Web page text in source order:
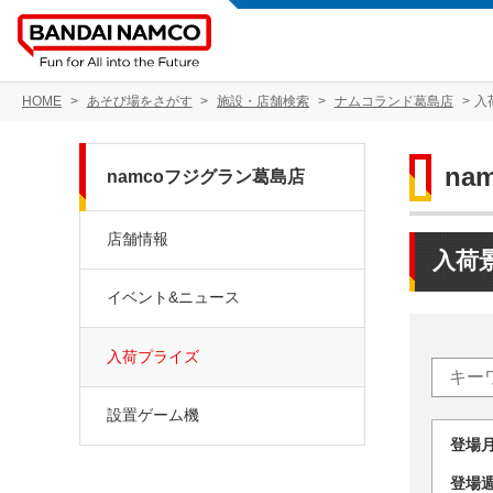
HOME あそび場をさがす 施設・店舗検索 ナムコランド葛島店 入
入荷
登
登
namcoフジグラン葛島店
店舗情報
イベント&ニュース
入荷プライズ
設置ゲーム機